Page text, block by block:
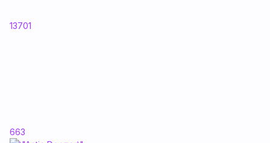
13701
663